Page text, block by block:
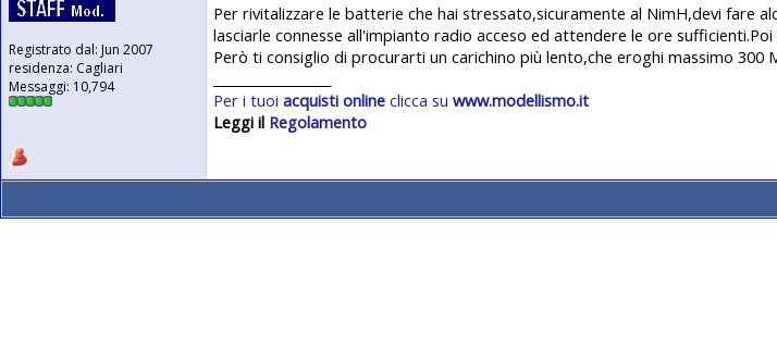
Registrato dal: Jun 2007
residenza: Cagliari
Messaggi: 10,794
Per rivitalizzare le batterie che hai stressato,sicuramente al NimH,devi fare
lasciarle connesse all'impianto radio acceso ed attendere le ore
Però ti consiglio di procurarti un carichino più lento,che eroghi massimo 300
Per i tuoi acquisti online clicca su www.modellismo.it
Leggi il Regolamento